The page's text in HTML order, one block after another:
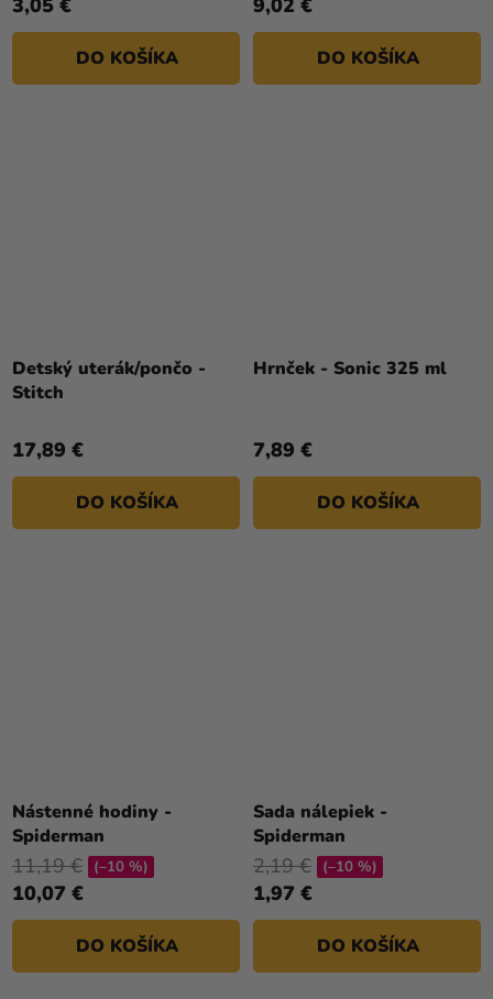
3,05 €
DO KOŠÍKA
9,02 €
DO KOŠÍKA
Detský uterák/pončo -
Stitch
17,89 €
DO KOŠÍKA
Hrnček - Sonic 325 ml
7,89 €
DO KOŠÍKA
Nástenné hodiny -
Spiderman
10,07 €
11,19 € (–10 %)
DO KOŠÍKA
Sada nálepiek -
Spiderman
1,97 €
2,19 € (–10 %)
DO KOŠÍKA